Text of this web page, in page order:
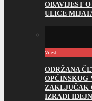
OBAVIJEST
ULICE
Vijesti
ODRŽANA
OPĆINSKOG
ZAKLJUČAK
IZRADI